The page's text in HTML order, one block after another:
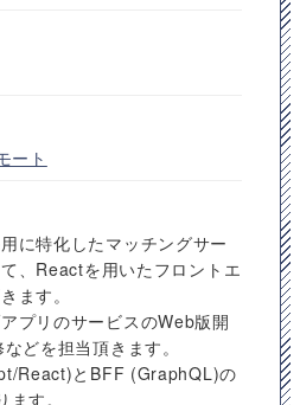
ート
に特化したマッチングサー
、Reactを用いたフロントエ
ます。
プリのサービスのWeb版開
どを担当頂きます。
React)とBFF (GraphQL)の
す。